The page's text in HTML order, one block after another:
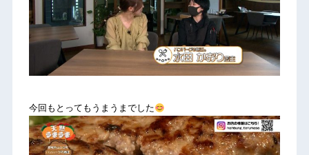
今回もとってもうまうまでした